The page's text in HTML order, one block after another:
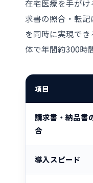
在宅医療を手がけ
求書の照合・転記
を同時に実現で
体で年間約300時
項目
請求書・納品書
合
導入スピード